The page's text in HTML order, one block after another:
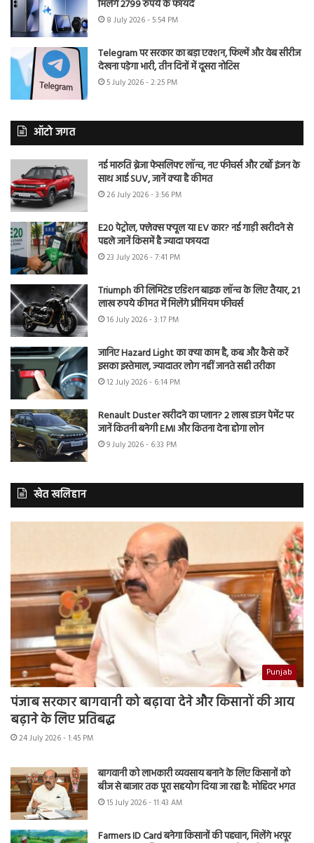
मिलेंगे 2799 रुपये के फायदे
8 July 2026 - 5:54 PM
Telegram पर सरकार का बड़ा एक्शन, फिल्में और वेब सीरीज
देखना पड़ेगा भारी, तीन दिनों में दूसरा नोटिस
5 July 2026 - 2:25 PM
ऑटो जगत
नई मारुति ब्रेजा फेसलिफ्ट लॉन्च, नए फीचर्स और टर्बो इंजन के
साथ आई SUV, जानें क्या है कीमत
26 July 2026 - 3:56 PM
E20 पेट्रोल, फ्लेक्स फ्यूल या EV कार? नई गाड़ी खरीदने से
पहले जानें किसमें है ज्यादा फायदा
23 July 2026 - 7:41 PM
Triumph की लिमिटेड एडिशन बाइक लॉन्च के लिए तैयार, 21
लाख रुपये कीमत में मिलेंगे प्रीमियम फीचर्स
16 July 2026 - 3:17 PM
जानिए Hazard Light का क्या काम है, कब और कैसे करें
इसका इस्तेमाल, ज्यादातर लोग नहीं जानते सही तरीका
12 July 2026 - 6:14 PM
Renault Duster खरीदने का प्लान? 2 लाख डाउन पेमेंट पर
जानें कितनी बनेगी EMI और कितना देना होगा लोन
9 July 2026 - 6:33 PM
खेत खलिहान
Punjab
पंजाब सरकार बागवानी को बढ़ावा देने और किसानों की आय
बढ़ाने के लिए प्रतिबद्ध
24 July 2026 - 1:45 PM
बागवानी को लाभकारी व्यवसाय बनाने के लिए किसानों को
बीज से बाजार तक पूरा सहयोग दिया जा रहा है: मोहिंदर भगत
15 July 2026 - 11:43 AM
Farmers ID Card बनेगा किसानों की पहचान, मिलेंगे भरपूर